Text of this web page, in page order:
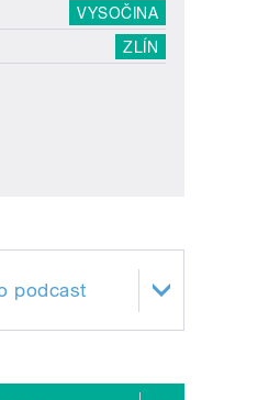
VYSOČINA
ZLÍN
podcast